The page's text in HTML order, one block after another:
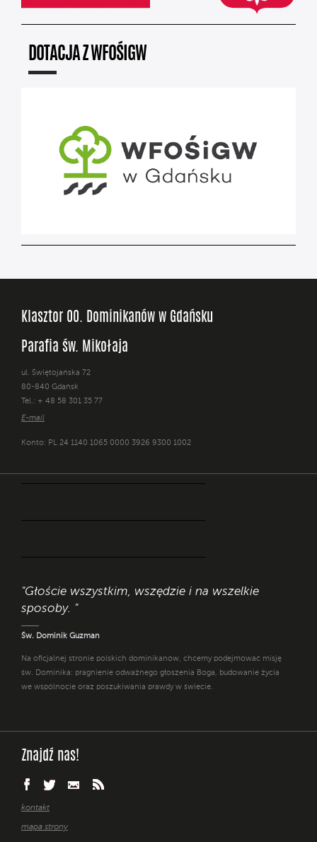
DOTACJA Z WFOŚIGW
Klasztor OO. Dominikanów w Gdańsku
Parafia św. Mikołaja
ul. Świętojańska 72
80-840 Gdańsk
Tel.: + 48 58 301 35 77
E-mail
Konto: PL 24 1140 1065 0000 3926 9300 1002
"Głoście wszystkim, wszędzie i na wszelkie
sposoby. "
Św. Dominik Guzman
Na oficjalnej stronie polskich dominikanów, chcemy podejmować misję
św. Dominika: pragnienie odważnego głoszenia Boga, budowanie życia
we wspólnocie oraz poszukiwania prawdy w świecie.
Znajdź nas!
kontakt
mapa strony